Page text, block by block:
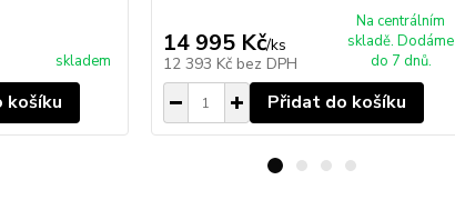
skladem
košíku
14 995 Kč/ks
12 393 Kč bez DPH
Na centrálním
skladě. Dodáme
do 7 dnů.
Přidat do košíku